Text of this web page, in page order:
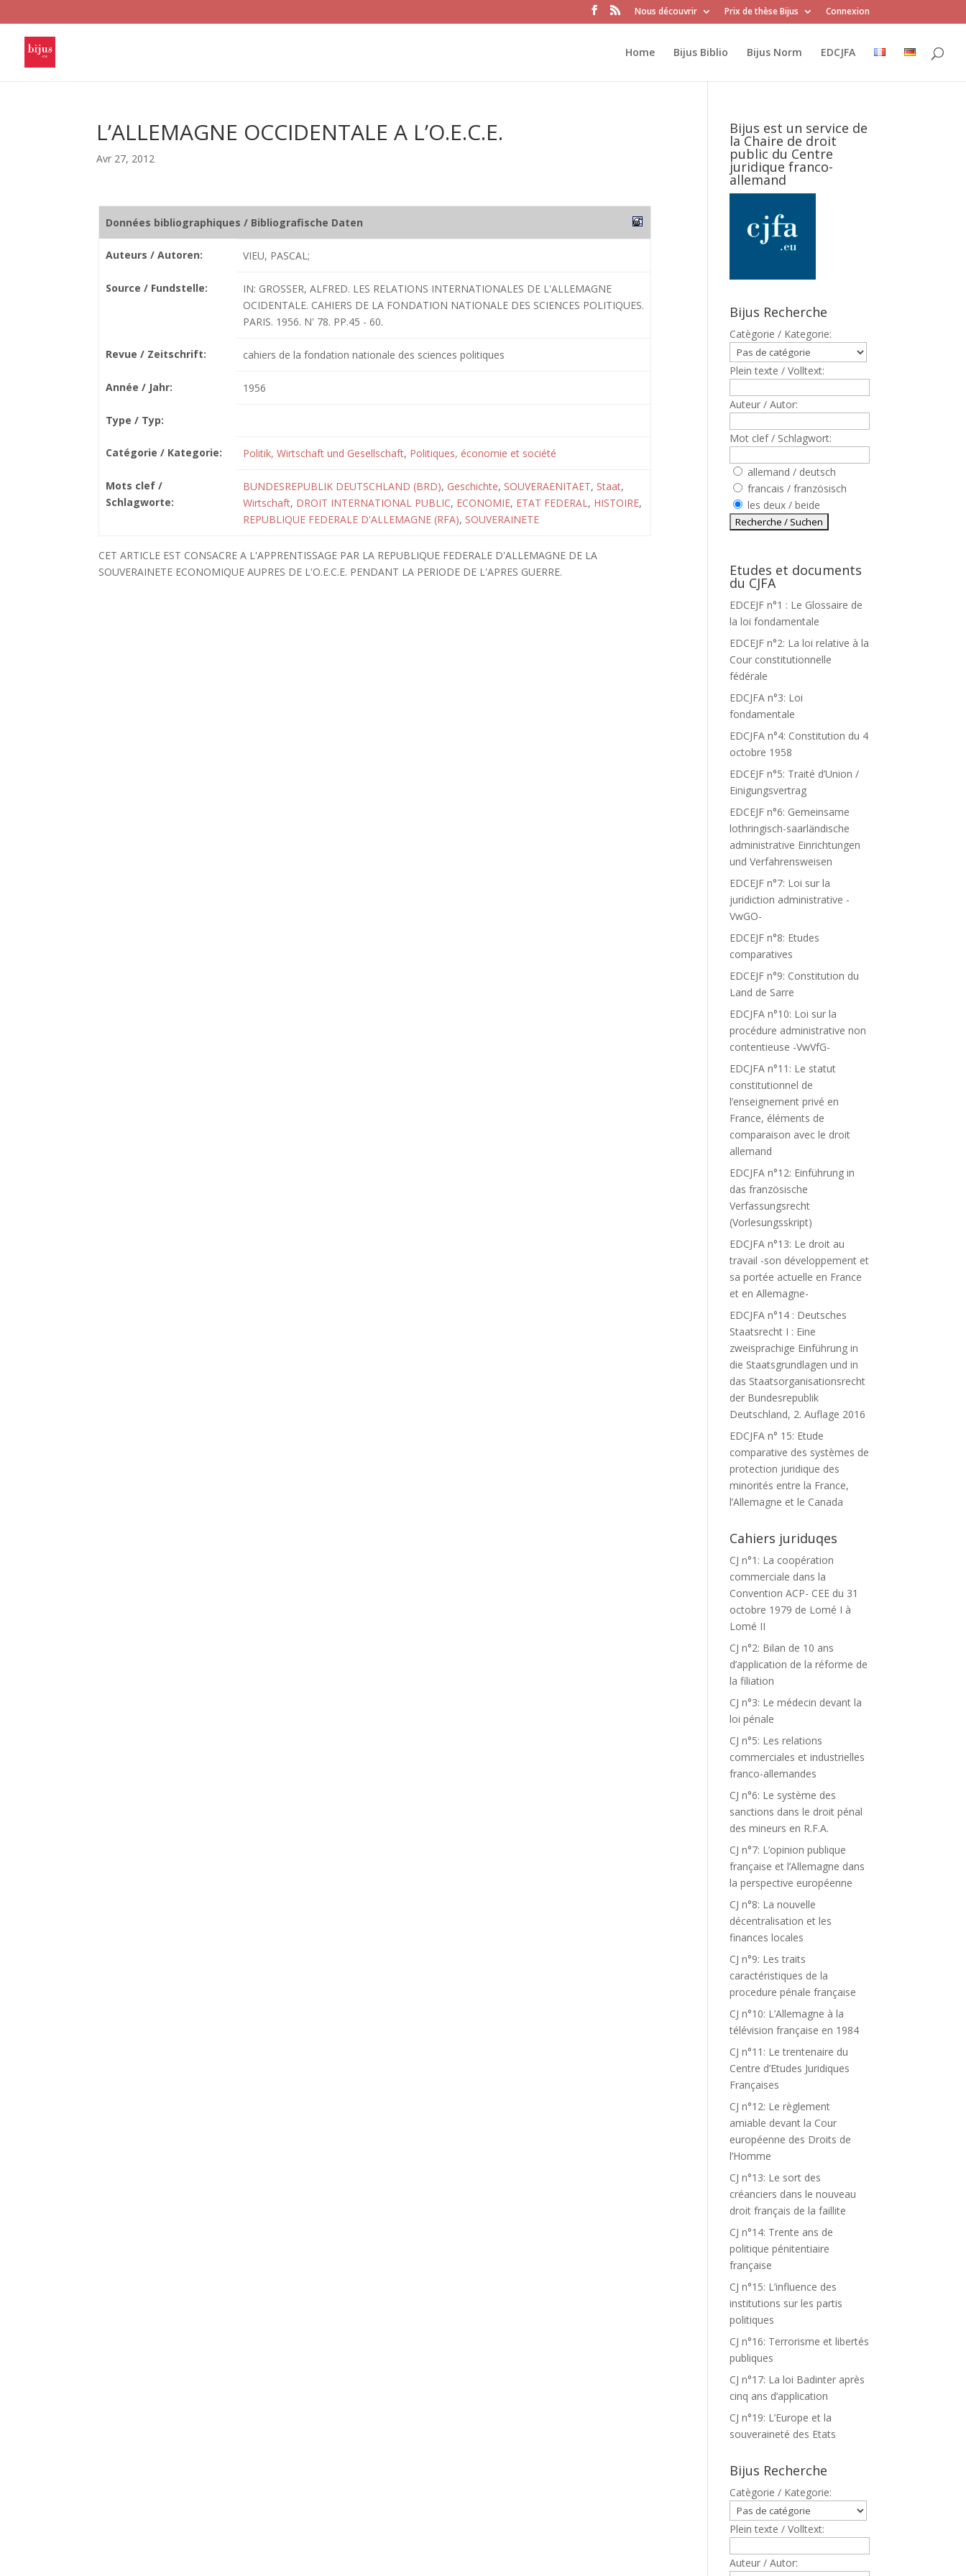
Nous découvrir Prix de thèse Bijus Connexion
Home Bijus Biblio Bijus Norm EDCJFA
L’ALLEMAGNE OCCIDENTALE A L’O.E.C.E.
Avr 27, 2012
Données bibliographiques / Bibliografische Daten
Auteurs / Autoren: VIEU, PASCAL;
Source / Fundstelle:
IN: GROSSER, ALFRED. LES RELATIONS INTERNATIONALES DE L'ALLEMAGNE
OCIDENTALE. CAHIERS DE LA FONDATION NATIONALE DES SCIENCES POLITIQUES.
PARIS. 1956. N' 78. PP.45 - 60.
Revue / Zeitschrift: cahiers de la fondation nationale des sciences politiques
Année / Jahr: 1956
Type / Typ:
Catégorie / Kategorie: Politik, Wirtschaft und Gesellschaft, Politiques, économie et société
Mots clef /
Schlagworte:
BUNDESREPUBLIK DEUTSCHLAND (BRD), Geschichte, SOUVERAENITAET, Staat,
Wirtschaft, DROIT INTERNATIONAL PUBLIC, ECONOMIE, ETAT FEDERAL, HISTOIRE,
REPUBLIQUE FEDERALE D'ALLEMAGNE (RFA), SOUVERAINETE
CET ARTICLE EST CONSACRE A L'APPRENTISSAGE PAR LA REPUBLIQUE FEDERALE D'ALLEMAGNE DE LA
SOUVERAINETE ECONOMIQUE AUPRES DE L'O.E.C.E. PENDANT LA PERIODE DE L'APRES GUERRE.
Bijus est un service de
la Chaire de droit
public du Centre
juridique franco-
allemand
Bijus Recherche
Catègorie / Kategorie:
Plein texte / Volltext:
Auteur / Autor:
Mot clef / Schlagwort:
allemand / deutsch
francais / französisch
les deux / beide
Etudes et documents
du CJFA
EDCEJF n°1 : Le Glossaire de
la loi fondamentale
EDCEJF n°2: La loi relative à la
Cour constitutionnelle
fédérale
EDCJFA n°3: Loi
fondamentale
EDCJFA n°4: Constitution du 4
octobre 1958
EDCEJF n°5: Traité d’Union /
Einigungsvertrag
EDCEJF n°6: Gemeinsame
lothringisch-saarländische
administrative Einrichtungen
und Verfahrensweisen
EDCEJF n°7: Loi sur la
juridiction administrative -
VwGO-
EDCEJF n°8: Etudes
comparatives
EDCEJF n°9: Constitution du
Land de Sarre
EDCJFA n°10: Loi sur la
procédure administrative non
contentieuse -VwVfG-
EDCJFA n°11: Le statut
constitutionnel de
l’enseignement privé en
France, éléments de
comparaison avec le droit
allemand
EDCJFA n°12: Einführung in
das französische
Verfassungsrecht
(Vorlesungsskript)
EDCJFA n°13: Le droit au
travail -son développement et
sa portée actuelle en France
et en Allemagne-
EDCJFA n°14 : Deutsches
Staatsrecht I : Eine
zweisprachige Einführung in
die Staatsgrundlagen und in
das Staatsorganisationsrecht
der Bundesrepublik
Deutschland, 2. Auflage 2016
EDCJFA n° 15: Etude
comparative des systèmes de
protection juridique des
minorités entre la France,
l’Allemagne et le Canada
Cahiers juriduqes
CJ n°1: La coopération
commerciale dans la
Convention ACP- CEE du 31
octobre 1979 de Lomé I à
Lomé II
CJ n°2: Bilan de 10 ans
d’application de la réforme de
la filiation
CJ n°3: Le médecin devant la
loi pénale
CJ n°5: Les relations
commerciales et industrielles
franco-allemandes
CJ n°6: Le système des
sanctions dans le droit pénal
des mineurs en R.F.A.
CJ n°7: L’opinion publique
française et l’Allemagne dans
la perspective européenne
CJ n°8: La nouvelle
décentralisation et les
finances locales
CJ n°9: Les traits
caractéristiques de la
procedure pénale française
CJ n°10: L’Allemagne à la
télévision française en 1984
CJ n°11: Le trentenaire du
Centre d’Etudes Juridiques
Françaises
CJ n°12: Le règlement
amiable devant la Cour
européenne des Droits de
l’Homme
CJ n°13: Le sort des
créanciers dans le nouveau
droit français de la faillite
CJ n°14: Trente ans de
politique pénitentiaire
française
CJ n°15: L’influence des
institutions sur les partis
politiques
CJ n°16: Terrorisme et libertés
publiques
CJ n°17: La loi Badinter après
cinq ans d’application
CJ n°19: L’Europe et la
souveraineté des Etats
Bijus Recherche
Catègorie / Kategorie:
Plein texte / Volltext:
Auteur / Autor: